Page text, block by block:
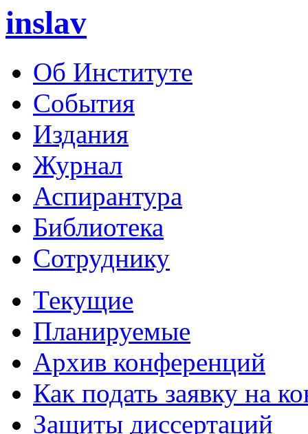
inslav
Об Институте
События
Издания
Журнал
Аспирантура
Библиотека
Сотруднику
Текущие
Планируемые
Архив конференций
Как подать заявку на
Защиты диссертаций